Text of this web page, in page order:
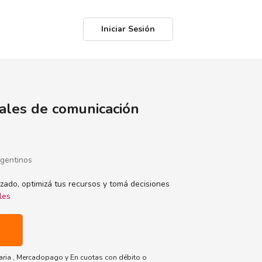
Iniciar Sesión
de comunicación
optimizá tus recursos y tomá decisiones
, Mercadopago y En cuotas con débito o